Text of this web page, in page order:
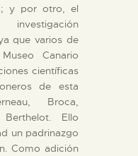
y por otro, el
que varios de
Canario
científicas
de esta
Broca,
Ello
un padrinazgo
Como adición